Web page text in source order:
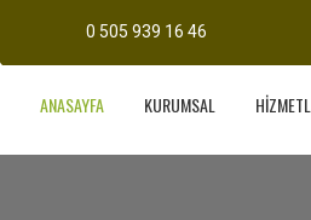
0 505 939 16 46
ANASAYFA KURUMSAL